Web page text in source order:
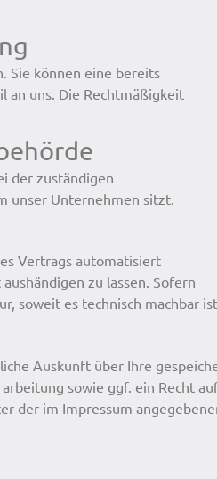
Sie können eine bereits
uns. Die Rechtmäßigkeit
der zuständigen
unser Unternehmen sitzt.
Vertrags automatisiert
zu lassen. Sofern
soweit es technisch machbar
Auskunft über Ihre
sowie ggf. ein Recht
der im Impressum